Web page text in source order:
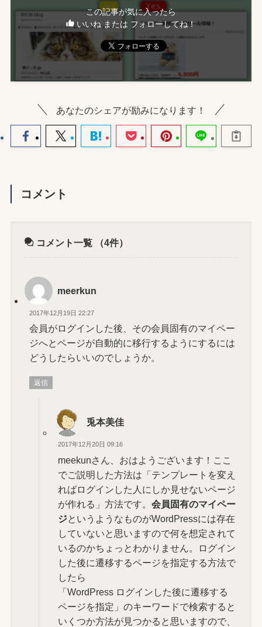
この記事が気に入ったら
いいね または フォローしてね！
あなたのシェアが励みになります！
コメント
コメント一覧 （4件）
meerkun
2017年12月19日 22:27
会員がログインした後、その会員固有のマイペー
ジへとページが自動的に移行するようにするには
どうしたらいいのでしょうか。
返信
兎本美佳
2017年12月20日 09:16
meekunさん、おはようございます！ここ
でご説明した方法は「テンプレートを変え
ればログインした人にしか見せないページ
が作れる」方法です。会員固有のマイペー
ジというようなものがWordPressには存在
していないと思いますので何を想定されて
いるのかちょっとわかりません。ログイン
した後に遷移するページを指定する方法で
したら
「WordPress ログインした後に遷移する
ページを指定」のキーワードで検索すると
いくつか方法が見つかると思いますので、